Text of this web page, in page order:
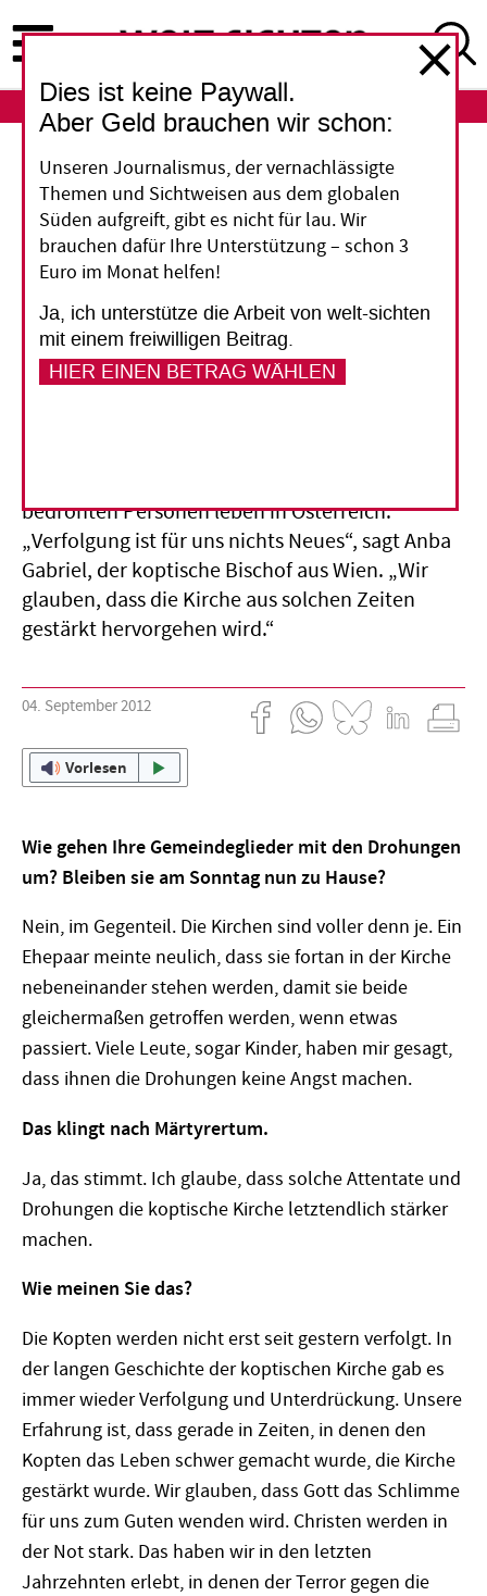
zum
Inhalt
ABO
„Verfolgung macht unsere Kirche
stark“
Nach dem Anschlag auf eine koptische Kirche in
Alexandria in Ägypten, bei dem am Neujahrstag
23 Menschen getötet und 76 verletzt wurden,
gab es auch Drohungen gegen Kopten im
Ausland. Islamisten haben eine Liste mit Namen
bedrohten Personen leben in Österreich.
„Verfolgung ist für uns nichts Neues“, sagt Anba
Gabriel, der koptische Bischof aus Wien. „Wir
glauben, dass die Kirche aus solchen Zeiten
gestärkt hervorgehen wird.“
04. September 2012
Vorlesen
Wie gehen Ihre Gemeindeglieder mit den Drohungen
um? Bleiben sie am Sonntag nun zu Hause?
Nein, im Gegenteil. Die Kirchen sind voller denn je. Ein
Ehepaar meinte neulich, dass sie fortan in der Kirche
nebeneinander stehen werden, damit sie beide
gleichermaßen getroffen werden, wenn etwas
passiert. Viele Leute, sogar Kinder, haben mir gesagt,
dass ihnen die Drohungen keine Angst machen.
Das klingt nach Märtyrertum.
Ja, das stimmt. Ich glaube, dass solche Attentate und
Drohungen die koptische Kirche letztendlich stärker
machen.
Wie meinen Sie das?
Die Kopten werden nicht erst seit gestern verfolgt. In
der langen Geschichte der koptischen Kirche gab es
immer wieder Verfolgung und Unterdrückung. Unsere
Erfahrung ist, dass gerade in Zeiten, in denen den
Kopten das Leben schwer gemacht wurde, die Kirche
gestärkt wurde. Wir glauben, dass Gott das Schlimme
für uns zum Guten wenden wird. Christen werden in
der Not stark. Das haben wir in den letzten
Jahrzehnten erlebt, in denen der Terror gegen die
Dies ist keine Paywall.
Aber Geld brauchen wir schon:
Unseren Journalismus, der vernachlässigte
Themen und Sichtweisen aus dem globalen
Süden aufgreift, gibt es nicht für lau. Wir
brauchen dafür Ihre Unterstützung – schon 3
Euro im Monat helfen!
Ja, ich unterstütze die Arbeit von welt-sichten
mit einem freiwilligen Beitrag.
HIER EINEN BETRAG WÄHLEN